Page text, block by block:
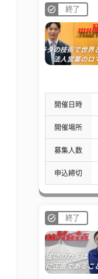
終了
開催日時
開催場所
募集人数
申込締切
終了